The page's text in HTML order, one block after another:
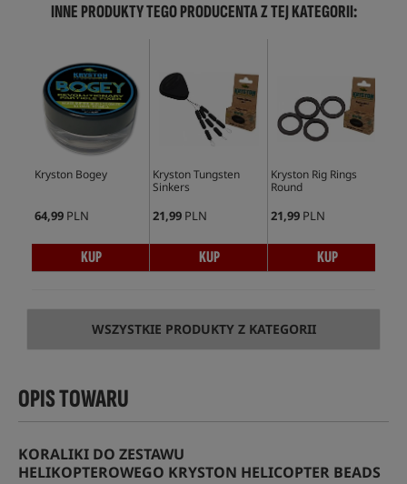
INNE PRODUKTY TEGO PRODUCENTA Z TEJ KATEGORII:
Kryston Bogey
64,99 PLN
KUP
Kryston Tungsten
Sinkers
21,99 PLN
KUP
Kryston Rig Rings
Round
21,99 PLN
KUP
WSZYSTKIE PRODUKTY Z KATEGORII
OPIS TOWARU
KORALIKI DO ZESTAWU
HELIKOPTEROWEGO KRYSTON HELICOPTER BEADS